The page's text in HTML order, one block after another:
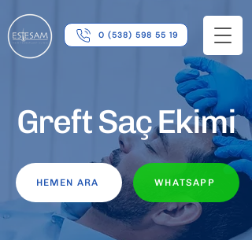
0 (538) 598 55 19
Greft Saç Ekimi
HEMEN ARA WHATSAPP